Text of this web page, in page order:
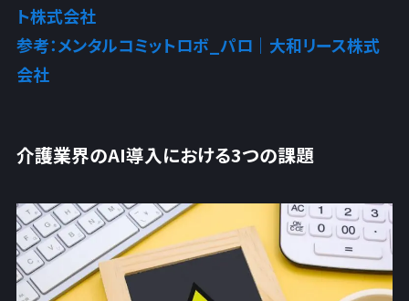
ト株式会社
参考：メンタルコミットロボ_パロ｜大和リース株式
会社
介護業界のAI導入における3つの課題